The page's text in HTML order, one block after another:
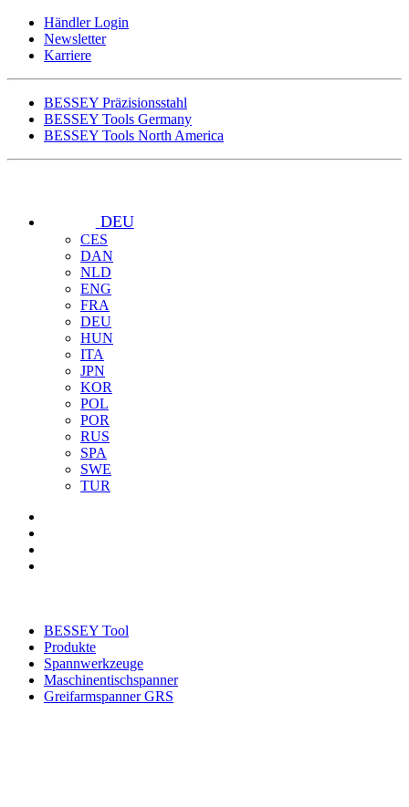
Händler Login
Newsletter
Karriere
BESSEY Präzisionsstahl
BESSEY Tools Germany
BESSEY Tools North America
DEU
CES
DAN
NLD
ENG
FRA
DEU
HUN
ITA
JPN
KOR
POL
POR
RUS
SPA
SWE
TUR
BESSEY Tool
Produkte
Spannwerkzeuge
Maschinentischspanner
Greifarmspanner GRS